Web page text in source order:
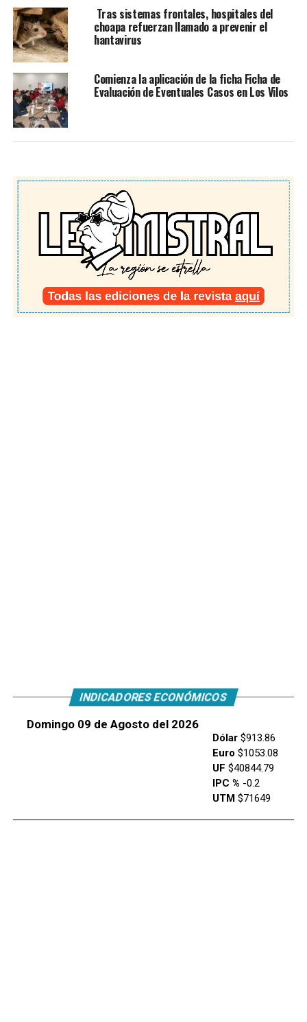
Tras sistemas frontales, hospitales del
choapa refuerzan llamado a prevenir el
hantavirus
Comienza la aplicación de la ficha Ficha de
Evaluación de Eventuales Casos en Los Vilos
INDICADORES ECONÓMICOS
Domingo 09 de Agosto del 2026
Dólar$913.86
Euro $1053.08
UF $40844.79
IPC % -0.2
UTM$71649